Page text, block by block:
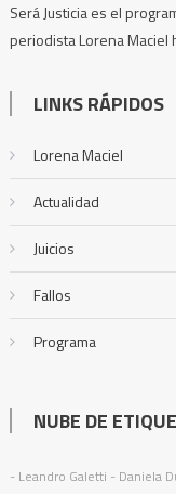
Será Justicia es el
periodista Lorena Maciel
LINKS RÁPIDOS
Lorena Maciel
Actualidad
Juicios
Fallos
Programa
NUBE DE
- Leandro Galetti - Daniela